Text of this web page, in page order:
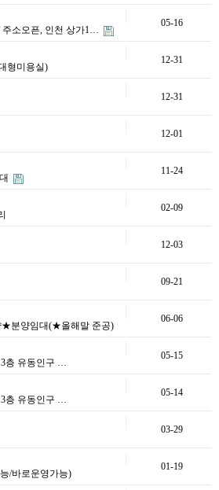
주소오픈, 인천 상가1…
05-16
형미용실)
12-31
12-31
12-01
11-24
02-09
12-03
09-21
분양임대(★올해말 준공)
06-06
층 유동인구 …
05-15
층 유동인구 …
05-14
03-29
/바로운영가능)
01-19